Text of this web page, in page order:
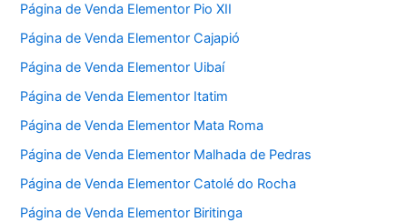
Página de Venda Elementor Pio XII
Página de Venda Elementor Cajapió
Página de Venda Elementor Uibaí
Página de Venda Elementor Itatim
Página de Venda Elementor Mata Roma
Página de Venda Elementor Malhada de Pedras
Página de Venda Elementor Catolé do Rocha
Página de Venda Elementor Biritinga